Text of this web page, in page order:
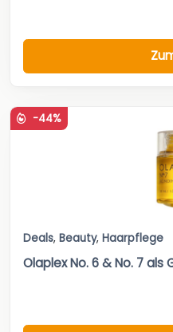
-44%
Deals, Beauty, Haarpflege
Olaplex No. 6 & No. 7 als